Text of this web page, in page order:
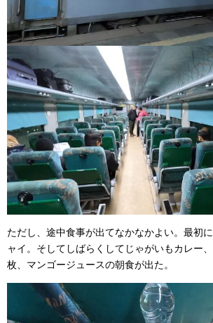
ただし、途中食事が出てなかなかよい。最初
ャイ。そしてしばらくしてじゃがいもカレー
枚、マンゴージュースの朝食が出た。